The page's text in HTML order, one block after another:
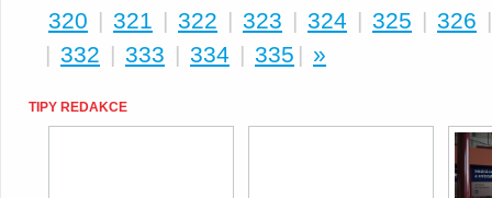
320 | 321 | 322 | 323 | 324 | 325 | 326
| 332 | 333 | 334 | 335 | »
TIPY REDAKCE